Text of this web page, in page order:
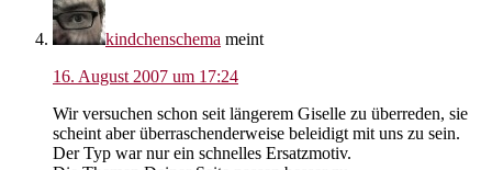
kindchenschema meint
16. August 2007 um 17:24
Wir versuchen schon seit längerem Giselle zu überreden, sie
scheint aber überraschenderweise beleidigt mit uns zu sein.
Der Typ war nur ein schnelles Ersatzmotiv.